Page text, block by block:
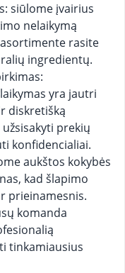
siūlome įvairius
nelaikymą
rasite
ingredientų.
yra jautri
diskretišką
prekių
konfidencialiai.
aukštos kokybės
kad šlapimo
prieinamesnis.
komanda
tinkamiausius